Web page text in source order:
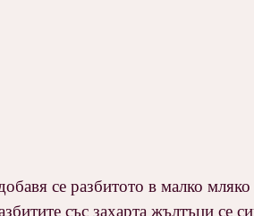
се разбитото в малко
със захарта жълтъци се